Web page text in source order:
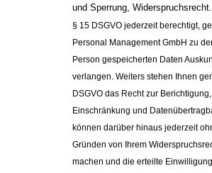
und Sperrung, Widerspruchsrecht.
§ 15 DSGVO jederzeit berechtigt,
Personal Management GmbH zu
Person gespeicherten Daten
verlangen. Weiters stehen Ihnen
DSGVO das Recht zur
Einschränkung und
können darüber hinaus jederzeit
Gründen von Ihrem
machen und die erteilte